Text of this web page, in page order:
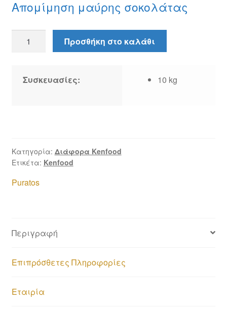
Απομίμηση μαύρης σοκολάτας
μαύρης
Προσθήκη στο καλάθι
Συσκευασίες: 10 kg
Κατηγορία: Διάφορα Kenfood
Ετικέτα: Kenfood
Puratos
Περιγραφή
Επιπρόσθετες Πληροφορίες
Εταιρία